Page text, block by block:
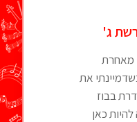
ג'
מאחרת
את
בבוז
כאן